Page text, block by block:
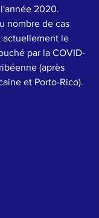
l'année 2020.
nombre de cas
actuellement le
par la COVID-
(après
et Porto-Rico).